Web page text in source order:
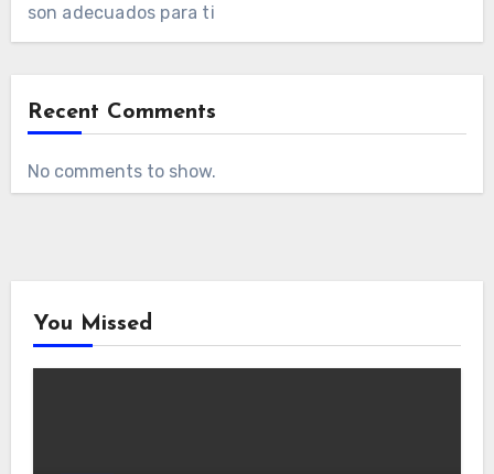
son adecuados para ti
Recent Comments
No comments to show.
You Missed